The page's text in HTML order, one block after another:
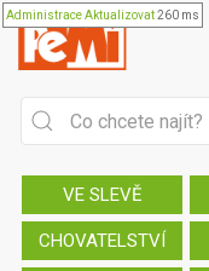
AdministraceAktualizovat260 ms
VE SLEVĚ
CHOVATELSTVÍ